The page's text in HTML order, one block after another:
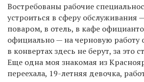
Востребованы рабочие
устроиться в сферу обслуживания
поваром, в отель, в кафе
официально — на черновую работу
в конвертах здесь не берут, за это
Еще одна моя знакомая из
переехала, 19-летняя девочка,